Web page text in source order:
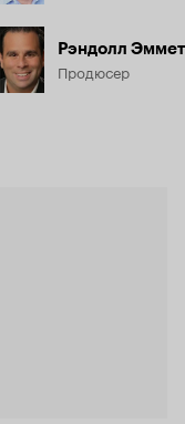
Рэндолл
Продюсер